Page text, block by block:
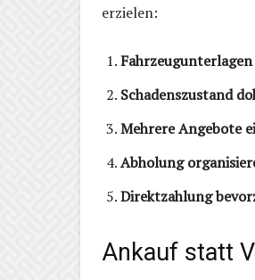
erzielen:
Schadenszustand
Mehrere Angebote
Abholung
Direktzahlung
Ankauf statt